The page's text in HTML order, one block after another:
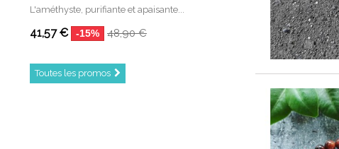
L'améthyste, purifiante et apaisante...
41,57 € -15% 48,90 €
Toutes les promos